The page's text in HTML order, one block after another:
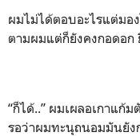
ผมไม่ได้ตอบอะไรแต่ม
ตามผมแต่ก็ยังคงกอดอก
“ก็ได้..” ผมเผลอเกาแก้
รอว่าผมทะนุถนอมมันยัง